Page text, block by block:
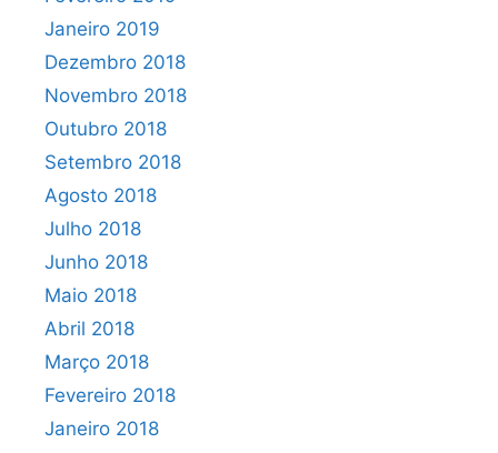
Janeiro 2019
Dezembro 2018
Novembro 2018
Outubro 2018
Setembro 2018
Agosto 2018
Julho 2018
Junho 2018
Maio 2018
Abril 2018
Março 2018
Fevereiro 2018
Janeiro 2018